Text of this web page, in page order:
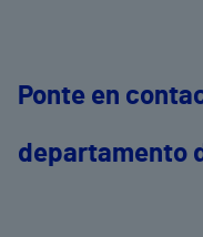
Ponte en
departamento